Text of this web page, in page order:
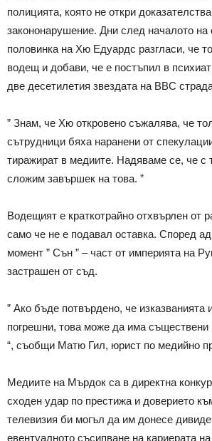
полицията, която не откри
закононарушение. Дни след началото на
половинка на Хю Едуардс разгласи, че
водещ и добави, че е постъпил в
две десетилетия звездата на BBC
” Знам, че Хю откровено съжалява, че
сътрудници бяха наранени от
тиражират в медиите. Надяваме се, че с
сложим завършек на това. ”
Водещият е краткотрайно отхвърлен от
само че не е подавал оставка. Според
момент ” Сън ” – част от империята на
застрашен от съд.
” Ако бъде потвърдено, че
погрешни, това може да има съществени
“, съобщи Матю Гил, юрист по медийно
Медиите на Мърдок са в директна
сходен удар по престижа и доверието
телевизия би могъл да им донесе
евентуалното съсипване на кариерата